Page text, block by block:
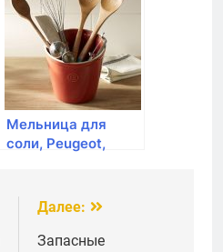
Мельница для
соли, Peugeot,
Далее:
Запасные